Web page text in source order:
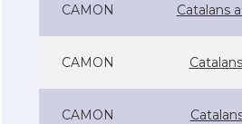
CAMON Catalans
CAMON
CAMON